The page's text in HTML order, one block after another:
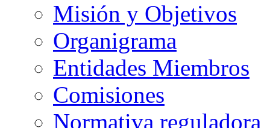
Misión y Objetivos
Organigrama
Entidades Miembros
Comisiones
Normativa reguladora